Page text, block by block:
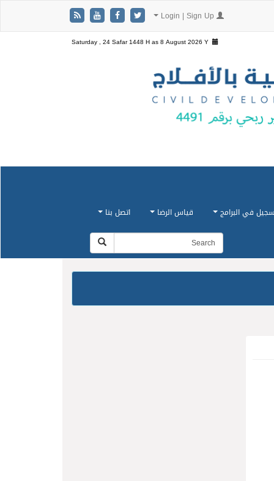
Saturday , 24 Safar 1448 H as8 August 2026 Y
في البرامج قياس الرضا اتصل بنا